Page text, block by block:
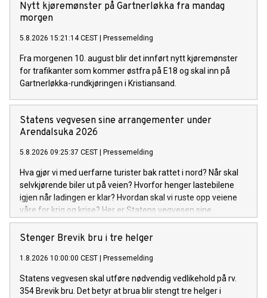
Nytt kjøremønster på Gartnerløkka fra mandag
morgen
5.8.2026 15:21:14 CEST Pressemelding
Fra morgenen 10. august blir det innført nytt kjøremønster
for trafikanter som kommer østfra på E18 og skal inn på
Gartnerløkka-rundkjøringen i Kristiansand.
Statens vegvesen sine arrangementer under
Arendalsuka 2026
5.8.2026 09:25:37 CEST Pressemelding
Hva gjør vi med uerfarne turister bak rattet i nord? Når skal
selvkjørende biler ut på veien? Hvorfor henger lastebilene
igjen når ladingen er klar? Hvordan skal vi ruste opp veiene
våre for krig og krise? Her er Statens vegvesen sine
arrangementer under Arendalsuka 2026.
Stenger Brevik bru i tre helger
1.8.2026 10:00:00 CEST Pressemelding
Statens vegvesen skal utføre nødvendig vedlikehold på rv.
354 Brevik bru. Det betyr at brua blir stengt tre helger i